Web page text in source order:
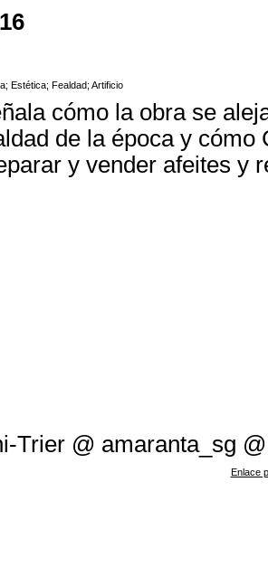
; Estética; Fealdad; Artificio
cómo la obra se
de la época y cómo
y vender afeites y
Trier @ amaranta_sg @
Enlace